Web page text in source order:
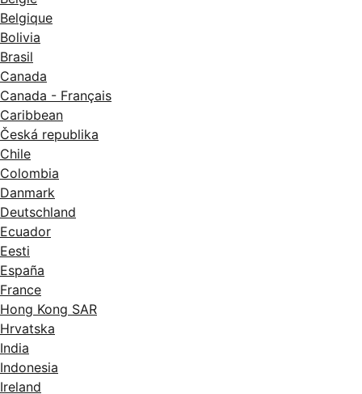
Belgique
Bolivia
Brasil
Canada
Canada - Français
Caribbean
Česká republika
Chile
Colombia
Danmark
Deutschland
Ecuador
Eesti
España
France
Hong Kong SAR
Hrvatska
India
Indonesia
Ireland